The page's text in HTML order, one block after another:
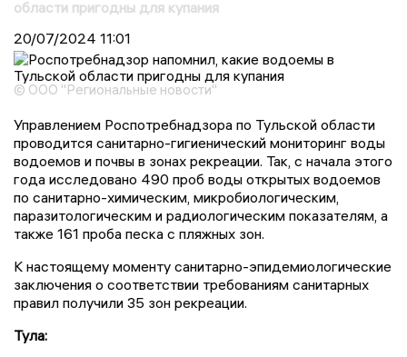
области пригодны для купания
20/07/2024 11:01
© ООО "Региональные новости"
Управлением Роспотребнадзора по Тульской области
проводится санитарно-гигиенический мониторинг воды
водоемов и почвы в зонах рекреации. Так, с начала этого
года исследовано 490 проб воды открытых водоемов
по санитарно-химическим, микробиологическим,
паразитологическим и радиологическим показателям, а
также 161 проба песка с пляжных зон.
К настоящему моменту санитарно-эпидемиологические
заключения о соответствии требованиям санитарных
правил получили 35 зон рекреации.
Тула: